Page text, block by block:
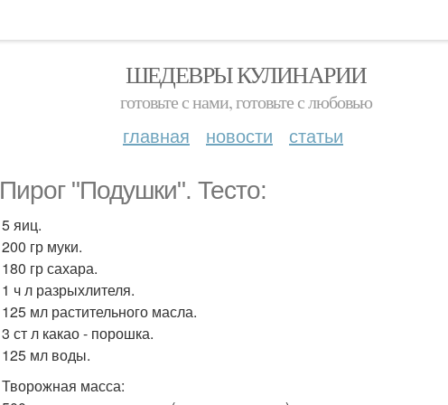
ШЕДЕВРЫ КУЛИНАРИИ
готовьте с нами, готовьте с любовью
главная новости статьи
Пирог "Подушки". Тесто:
5 яиц.
200 гр муки.
180 гр сахара.
1 ч л разрыхлителя.
125 мл растительного масла.
3 ст л какао - порошка.
125 мл воды.
Творожная масса: